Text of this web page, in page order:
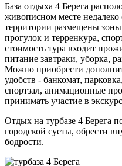
База отдыха 4 Берега
живописном месте
территории размещены
прогулок и терренкура,
стоимость тура входит
питание завтраки, уборка,
Можно приобрести
удобств - банкомат,
спортзал, анимационные
принимать участие в
Отдых на турбазе 4 Берега
городской суеты, обрести
бодрости.